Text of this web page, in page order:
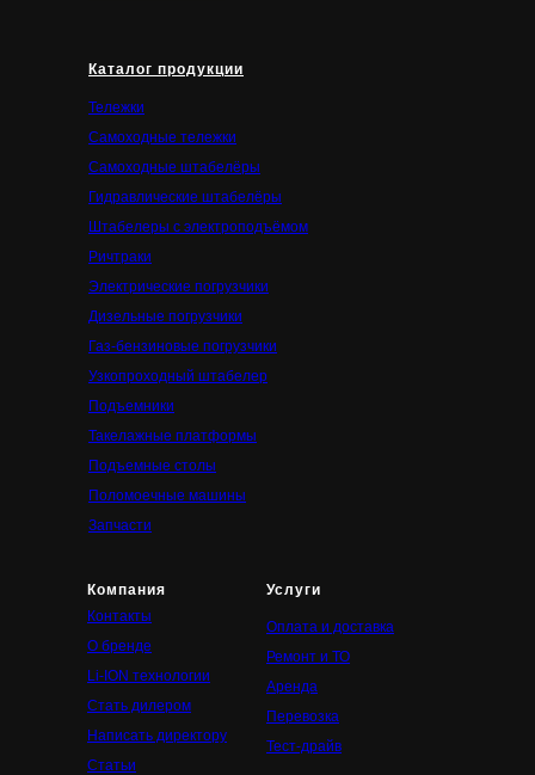
Каталог продукции
Тележки
Самоходные тележки
Самоходные штабелёры
Гидравлические штабелёры
Штабелеры с электроподъёмом
Ричтраки
Электрические погрузчики
Дизельные погрузчики
Газ-бензиновые погрузчики
Узкопроходный штабелер
Подъемники
Такелажные платформы
Подъемные столы
Поломоечные машины
Запчасти
Компания
Контакты
О бренде
Li-ION технологии
Стать дилером
Написать директору
Статьи
Услуги
Оплата и доставка
Ремонт и ТО
Аренда
Перевозка
Тест-драйв